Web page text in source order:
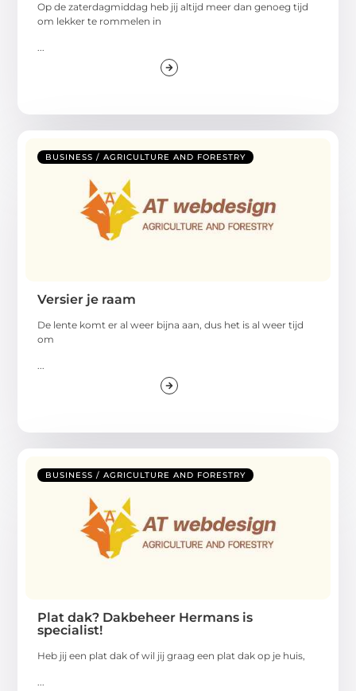
Op de zaterdagmiddag heb jij altijd meer dan genoeg tijd
om lekker te rommelen in
BUSINESS / AGRICULTURE AND FORESTRY
Versier je raam
De lente komt er al weer bijna aan, dus het is al weer tijd
om
BUSINESS / AGRICULTURE AND FORESTRY
Plat dak? Dakbeheer Hermans is
specialist!
Heb jij een plat dak of wil jij graag een plat dak op je huis,